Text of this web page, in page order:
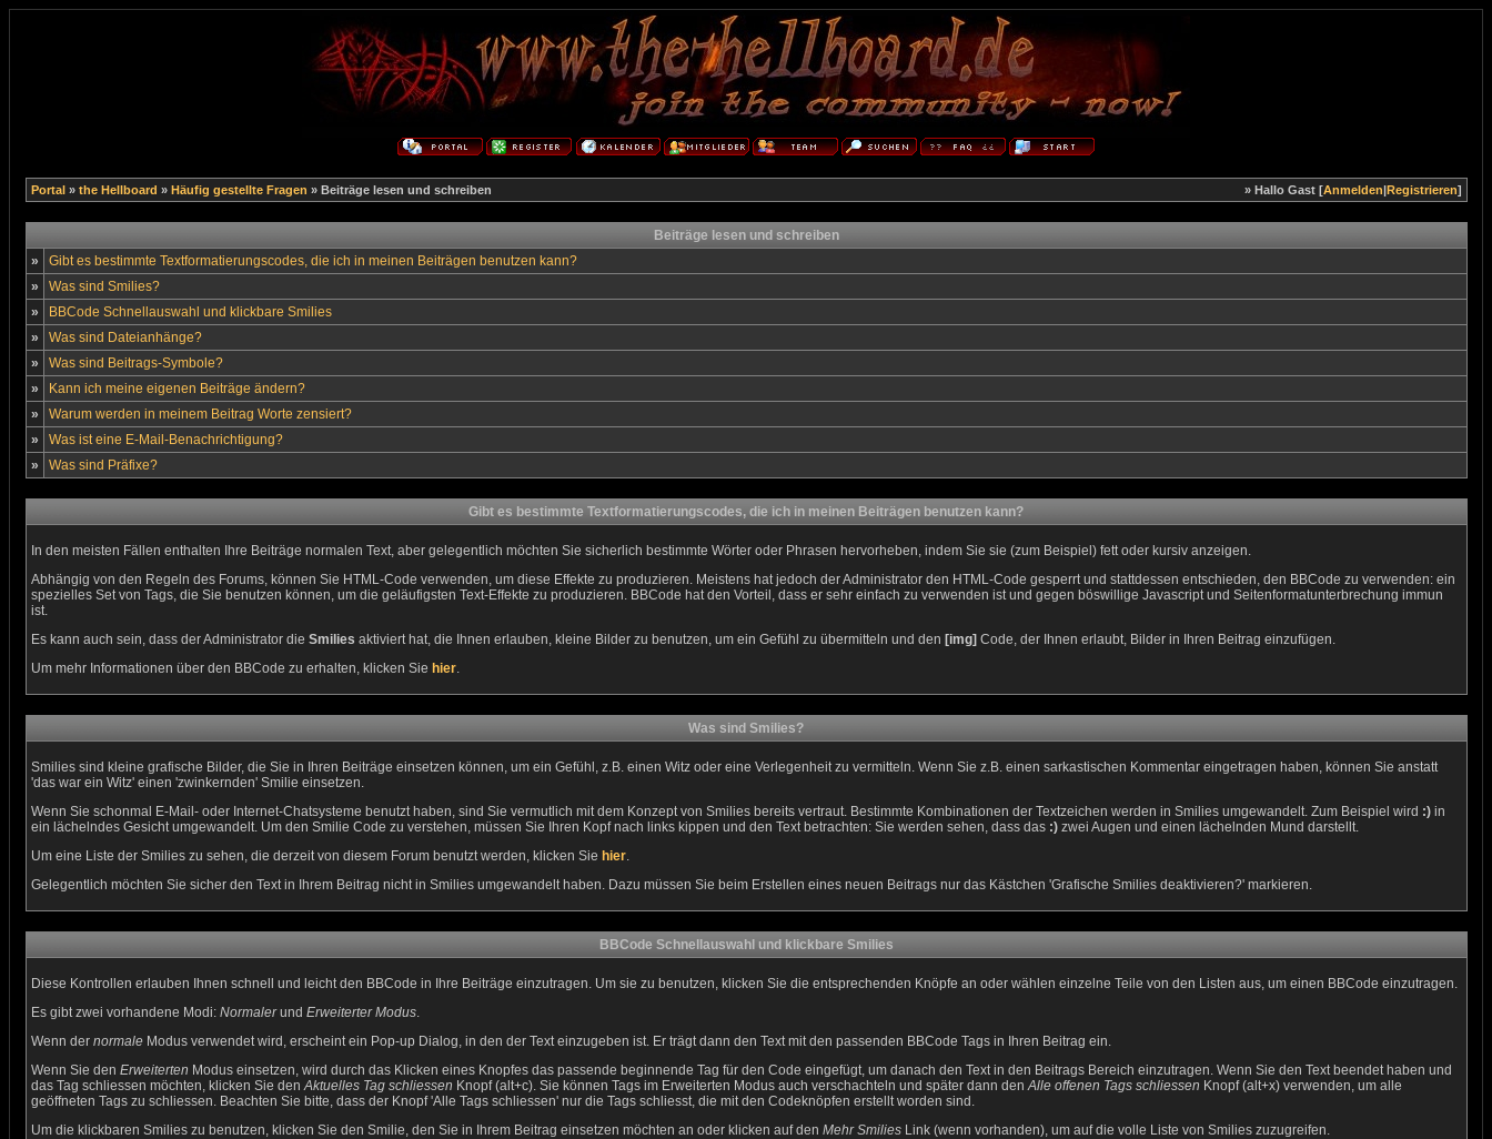
Portal» the Hellboard » Häufig gestellte Fragen » Beiträge lesen und schreiben » Hallo Gast [Anmelden|Registrieren]
Beiträge lesen und schreiben
»
Gibt es bestimmte Textformatierungscodes, die ich in meinen Beiträgen benutzen kann?
»
Was sind Smilies?
»
BBCode Schnellauswahl und klickbare Smilies
»
Was sind Dateianhänge?
»
Was sind Beitrags-Symbole?
»
Kann ich meine eigenen Beiträge ändern?
»
Warum werden in meinem Beitrag Worte zensiert?
»
Was ist eine E-Mail-Benachrichtigung?
»
Was sind Präfixe?
Gibt es bestimmte Textformatierungscodes, die ich in meinen Beiträgen benutzen kann?
In den meisten Fällen enthalten Ihre Beiträge normalen Text, aber gelegentlich möchten Sie sicherlich bestimmte Wörter oder Phrasen hervorheben, indem Sie sie (zum Beispiel) fett oder kursiv anzeigen.
Abhängig von den Regeln des Forums, können Sie HTML-Code verwenden, um diese Effekte zu produzieren. Meistens hat jedoch der Administrator den HTML-Code gesperrt und stattdessen entschieden, den BBCode zu verwenden: ein
spezielles Set von Tags, die Sie benutzen können, um die geläufigsten Text-Effekte zu produzieren. BBCode hat den Vorteil, dass er sehr einfach zu verwenden ist und gegen böswillige Javascript und Seitenformatunterbrechung immun
ist.
Es kann auch sein, dass der Administrator die Smilies aktiviert hat, die Ihnen erlauben, kleine Bilder zu benutzen, um ein Gefühl zu übermitteln und den [img] Code, der Ihnen erlaubt, Bilder in Ihren Beitrag einzufügen.
Um mehr Informationen über den BBCode zu erhalten, klicken Sie hier.
Was sind Smilies?
Smilies sind kleine grafische Bilder, die Sie in Ihren Beiträge einsetzen können, um ein Gefühl, z.B. einen Witz oder eine Verlegenheit zu vermitteln. Wenn Sie z.B. einen sarkastischen Kommentar eingetragen haben, können Sie anstatt
'das war ein Witz' einen 'zwinkernden' Smilie einsetzen.
Wenn Sie schonmal E-Mail- oder Internet-Chatsysteme benutzt haben, sind Sie vermutlich mit dem Konzept von Smilies bereits vertraut. Bestimmte Kombinationen der Textzeichen werden in Smilies umgewandelt. Zum Beispiel wird :)in
ein lächelndes Gesicht umgewandelt. Um den Smilie Code zu verstehen, müssen Sie Ihren Kopf nach links kippen und den Text betrachten: Sie werden sehen, dass das :)zwei Augen und einen lächelnden Mund darstellt.
Um eine Liste der Smilies zu sehen, die derzeit von diesem Forum benutzt werden, klicken Sie hier.
Gelegentlich möchten Sie sicher den Text in Ihrem Beitrag nicht in Smilies umgewandelt haben. Dazu müssen Sie beim Erstellen eines neuen Beitrags nur das Kästchen 'Grafische Smilies deaktivieren?' markieren.
BBCode Schnellauswahl und klickbare Smilies
Diese Kontrollen erlauben Ihnen schnell und leicht den BBCode in Ihre Beiträge einzutragen. Um sie zu benutzen, klicken Sie die entsprechenden Knöpfe an oder wählen einzelne Teile von den Listen aus, um einen BBCode einzutragen.
Es gibt zwei vorhandene Modi: Normalerund Erweiterter Modus.
Wenn der normaleModus verwendet wird, erscheint ein Pop-up Dialog, in den der Text einzugeben ist. Er trägt dann den Text mit den passenden BBCode Tags in Ihren Beitrag ein.
Wenn Sie den Erweiterten Modus einsetzen, wird durch das Klicken eines Knopfes das passende beginnende Tag für den Code eingefügt, um danach den Text in den Beitrags Bereich einzutragen. Wenn Sie den Text beendet haben und
das Tag schliessen möchten, klicken Sie denAktuelles Tag schliessen Knopf (alt+c). Sie können Tags im Erweiterten Modus auch verschachteln und später dann denAlle offenen Tags schliessen Knopf (alt+x) verwenden, um alle
geöffneten Tags zu schliessen. Beachten Sie bitte, dass der Knopf 'Alle Tags schliessen' nur die Tags schliesst, die mit den Codeknöpfen erstellt worden sind.
Um die klickbaren Smilies zu benutzen, klicken Sie den Smilie, den Sie in Ihrem Beitrag einsetzen möchten an oder klicken auf den Mehr SmiliesLink (wenn vorhanden), um auf die volle Liste von Smilies zuzugreifen.